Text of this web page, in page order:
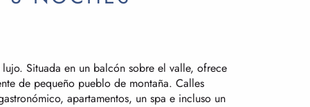
Situada en un balcón sobre el valle, ofrece
de pequeño pueblo de montaña. Calles
apartamentos, un spa e incluso un